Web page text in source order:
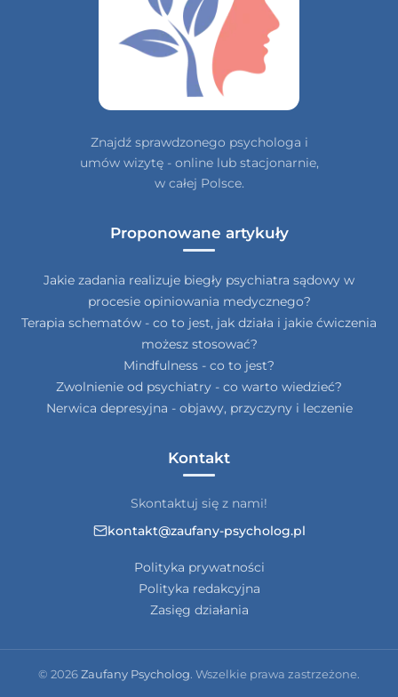
Znajdź sprawdzonego psychologa i
umów wizytę - online lub stacjonarnie,
w całej Polsce.
Proponowane artykuły
Jakie zadania realizuje biegły psychiatra sądowy w
procesie opiniowania medycznego?
Terapia schematów - co to jest, jak działa i jakie ćwiczenia
możesz stosować?
Mindfulness - co to jest?
Zwolnienie od psychiatry - co warto wiedzieć?
Nerwica depresyjna - objawy, przyczyny i leczenie
Kontakt
Skontaktuj się z nami!
kontakt@zaufany-psycholog.pl
Polityka prywatności
Polityka redakcyjna
Zasięg działania
© 2026Zaufany Psycholog. Wszelkie prawa zastrzeżone.